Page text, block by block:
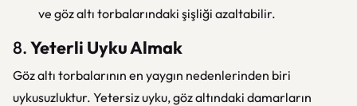
ve göz altı torbalarındaki şişliği azaltabilir.
8.Yeterli Uyku Almak
Göz altı torbalarının en yaygın nedenlerinden biri
uykusuzluktur. Yetersiz uyku, göz altındaki damarların